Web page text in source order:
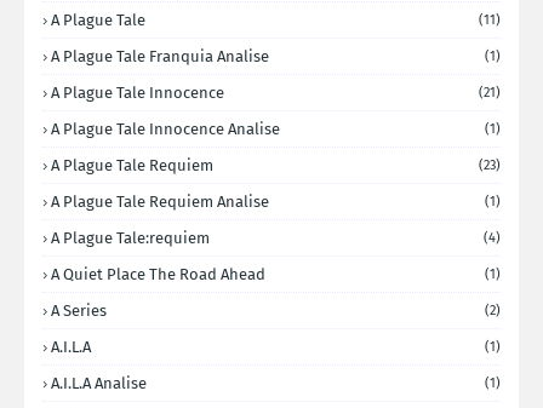
A Plague Tale (11)
A Plague Tale Franquia Analise (1)
A Plague Tale Innocence (21)
A Plague Tale Innocence Analise (1)
A Plague Tale Requiem (23)
A Plague Tale Requiem Analise (1)
A Plague Tale:requiem (4)
A Quiet Place The Road Ahead (1)
A Series (2)
A.I.L.A (1)
A.I.L.A Analise (1)